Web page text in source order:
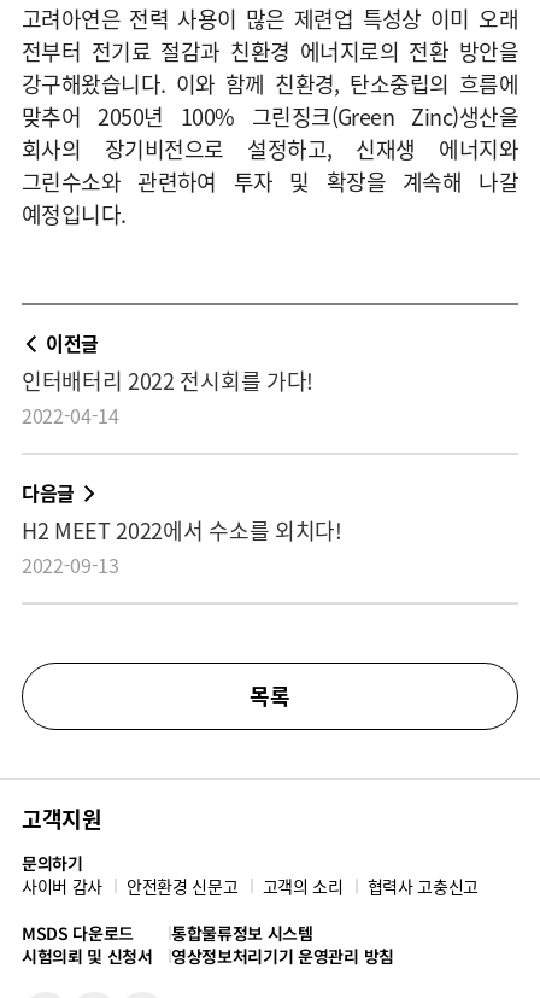
고려아연은 전력 사용이 많은 제련업 특성상 이미 오래
전부터 전기료 절감과 친환경 에너지로의 전환 방안을
강구해왔습니다. 이와 함께 친환경, 탄소중립의 흐름에
맞추어 2050년 100% 그린징크(Green Zinc)생산을
회사의 장기비전으로 설정하고, 신재생 에너지와
그린수소와 관련하여 투자 및 확장을 계속해 나갈
예정입니다.
이전글
인터배터리 2022 전시회를 가다!
2022-04-14
다음글
H2 MEET 2022에서 수소를 외치다!
2022-09-13
목록
고객지원
문의하기
사이버 감사
안전환경 신문고 고객의 소리
협력사 고충신고
MSDS 다운로드
시험의뢰 및 신청서
통합물류정보 시스템
영상정보처리기기 운영관리 방침